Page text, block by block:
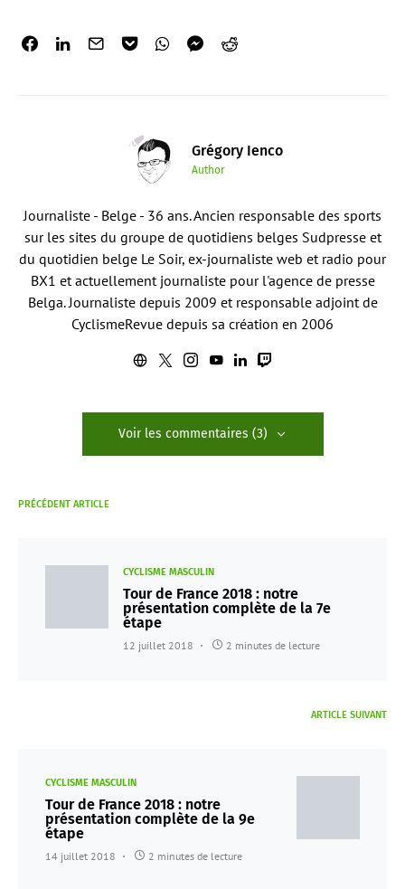
Grégory Ienco
Author
Journaliste - Belge - 36 ans. Ancien responsable des sports
sur les sites du groupe de quotidiens belges Sudpresse et
du quotidien belge Le Soir, ex-journaliste web et radio pour
BX1 et actuellement journaliste pour l'agence de presse
Belga. Journaliste depuis 2009 et responsable adjoint de
CyclismeRevue depuis sa création en 2006
Voir les commentaires (3)
PRÉCÉDENT ARTICLE
CYCLISME MASCULIN
Tour de France 2018 : notre
présentation complète de la 7e
étape
12 juillet 2018 2 minutes de lecture
ARTICLE SUIVANT
CYCLISME MASCULIN
Tour de France 2018 : notre
présentation complète de la 9e
étape
14 juillet 2018 2 minutes de lecture